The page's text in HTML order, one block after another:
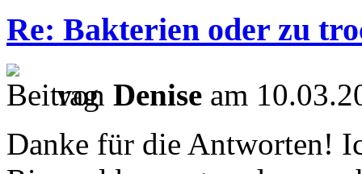
Re: Bakterien oder zu
von Denise am
Danke für die Antworten!